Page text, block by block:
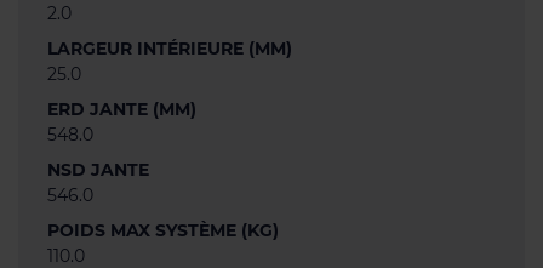
2.0
LARGEUR INTÉRIEURE (MM)
25.0
ERD JANTE (MM)
548.0
NSD JANTE
546.0
POIDS MAX SYSTÈME (KG)
110.0